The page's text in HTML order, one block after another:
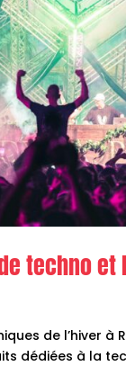
techno et
de l’hiver à
dédiées à la